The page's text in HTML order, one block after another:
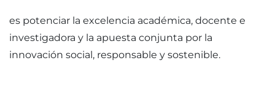
es potenciar la excelencia académica, docente e
investigadora y la apuesta conjunta por la
innovación social, responsable y sostenible.